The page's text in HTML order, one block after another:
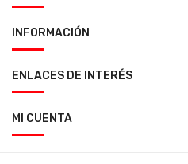
INFORMACIÓN
ENLACES DE INTERÉS
MI CUENTA